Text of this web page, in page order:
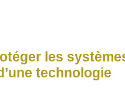
les
technologie